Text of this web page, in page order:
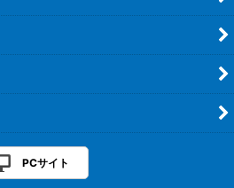
PCサイト